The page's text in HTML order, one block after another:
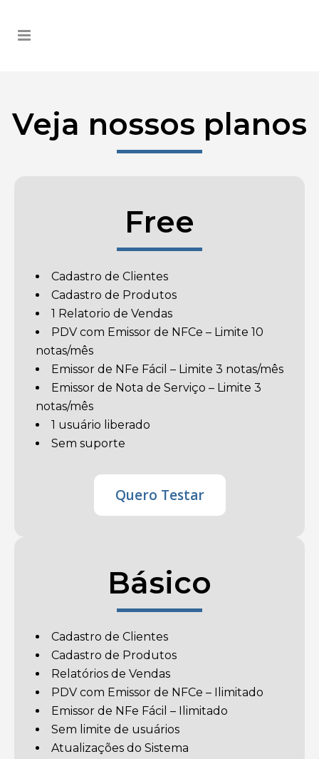
Veja nossos planos
Free
Cadastro de Clientes
Cadastro de Produtos
1 Relatorio de Vendas
PDV com Emissor de NFCe – Limite 10
notas/mês
Emissor de NFe Fácil – Limite 3 notas/mês
Emissor de Nota de Serviço – Limite 3
notas/mês
1 usuário liberado
Sem suporte
Quero Testar
Básico
Cadastro de Clientes
Cadastro de Produtos
Relatórios de Vendas
PDV com Emissor de NFCe – Ilimitado
Emissor de NFe Fácil – Ilimitado
Sem limite de usuários
Atualizações do Sistema